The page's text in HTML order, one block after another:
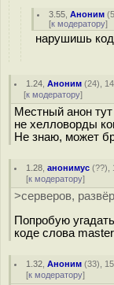
3.55 ,Аноним (
[к модератору]
нарушишь
1.24 ,Аноним (24),
[к модератору]
Местный анон
не хелловорды
Не знаю, может
1.28 ,анонимус (??),
[к модератору]
>серверов,
Попробую
коде слова
1.32 ,Аноним (33),
[к модератору]